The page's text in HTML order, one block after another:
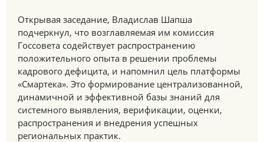
Открывая заседание, Владислав Шапша
подчеркнул, что возглавляемая им комиссия
Госсовета содействует распространению
положительного опыта в решении проблемы
кадрового дефицита, и напомнил цель платформы
«Смартека». Это формирование централизованной,
динамичной и эффективной базы знаний для
системного выявления, верификации, оценки,
распространения и внедрения успешных
региональных практик.